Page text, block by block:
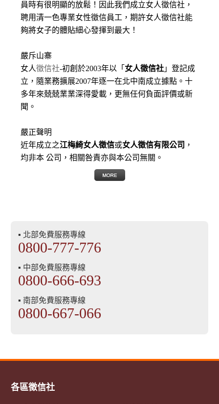
員時有很明顯的放鬆！因此我們成立女人徵信社，
聘用清一色專業女性徵信員工，期許女人徵信社能
夠將女子的體貼細心發揮到最大 ！
嚴斥山寨
女人徵信社-初創於2003年以「 女人徵信社 」登記成
立，隨業務擴展2007年逐一在北中南成立據點。十
多年來兢兢業業深得愛載，更無任何負面評價或新
聞。
嚴正聲明
近年成立之江梅綺女人徵信或女人徵信有限公司 ，
均非本 公司，相關咎責亦與本公司無關。
▪ 北部免費服務專線
0800-777-776
▪ 中部免費服務專線
0800-666-693
▪ 南部免費服務專線
0800-667-066
各區徵信社